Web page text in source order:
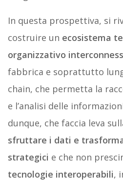
In questa prospettiva, si
costruire un ecosistema
organizzativo
fabbrica e soprattutto
chain, che permetta la
e l’analisi delle
dunque, che faccia leva
sfruttare i dati e
strategici e che non
tecnologie interoperabili,